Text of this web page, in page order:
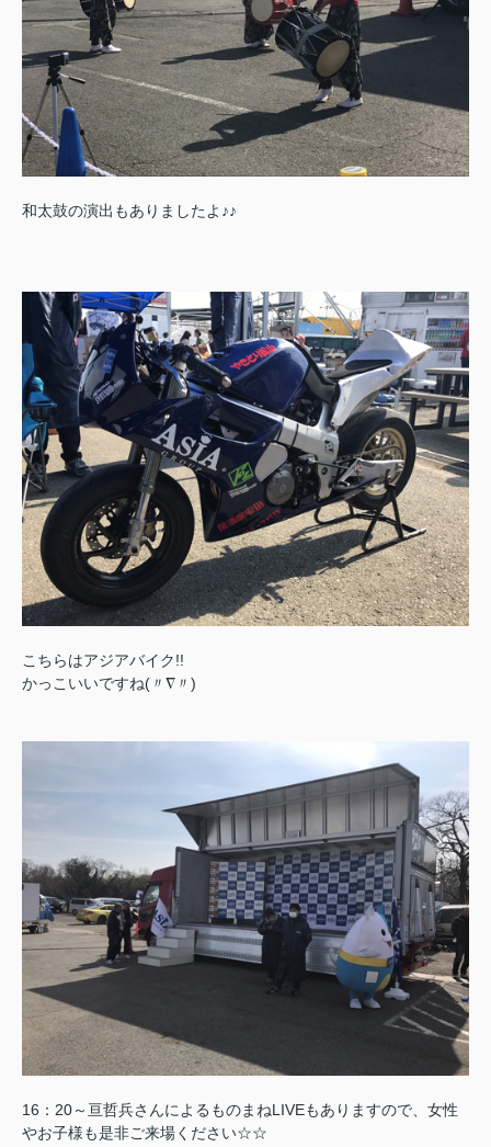
和太鼓の演出もありましたよ♪♪
こちらはアジアバイク!!
かっこいいですね(〃∇〃)
16：20～亘哲兵さんによるものまねLIVEもありますので、女性
やお子様も是非ご来場ください☆☆